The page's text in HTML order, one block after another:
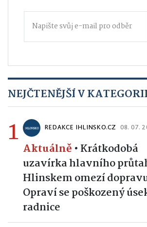
NEJČTENĚJŠÍ V KATEGORII
1 REDAKCE IHLINSKO.CZ 08. 07.
Aktuálně • Krátkodobá
uzavírka hlavního
Hlinskem omezí
Opraví se poškozený
radnice